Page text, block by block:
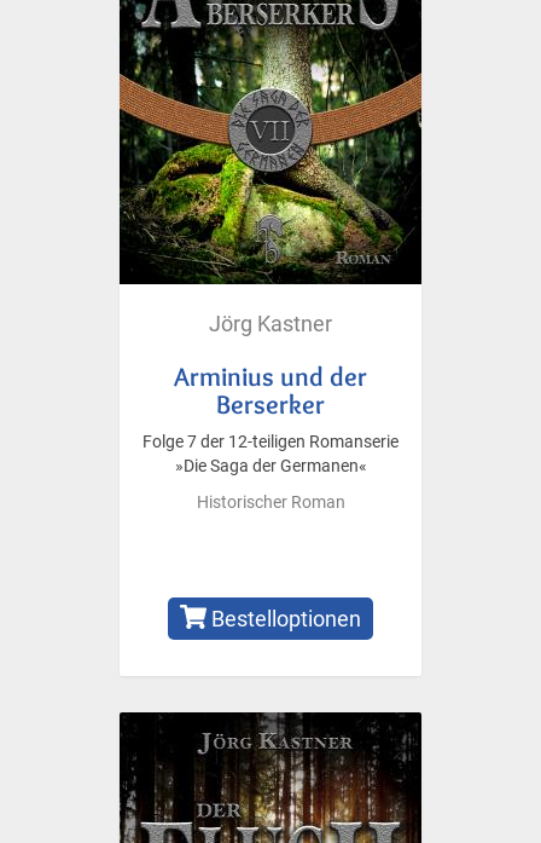
Jörg Kastner
Arminius und der
Berserker
Folge 7 der 12-teiligen Romanserie
»Die Saga der Germanen«
Historischer Roman
Bestelloptionen